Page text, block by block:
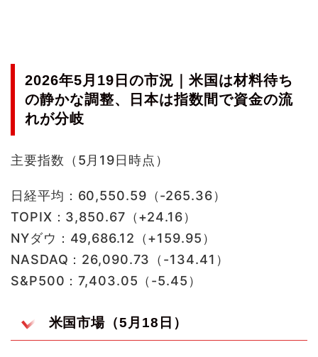
2026年5月19日の市況｜米国は材料待ち
の静かな調整、日本は指数間で資金の流
れが分岐
主要指数（5月19日時点）
日経平均：60,550.59（-265.36）
TOPIX：3,850.67（+24.16）
NYダウ：49,686.12（+159.95）
NASDAQ：26,090.73（-134.41）
S&P500：7,403.05（-5.45）
米国市場（5月18日）